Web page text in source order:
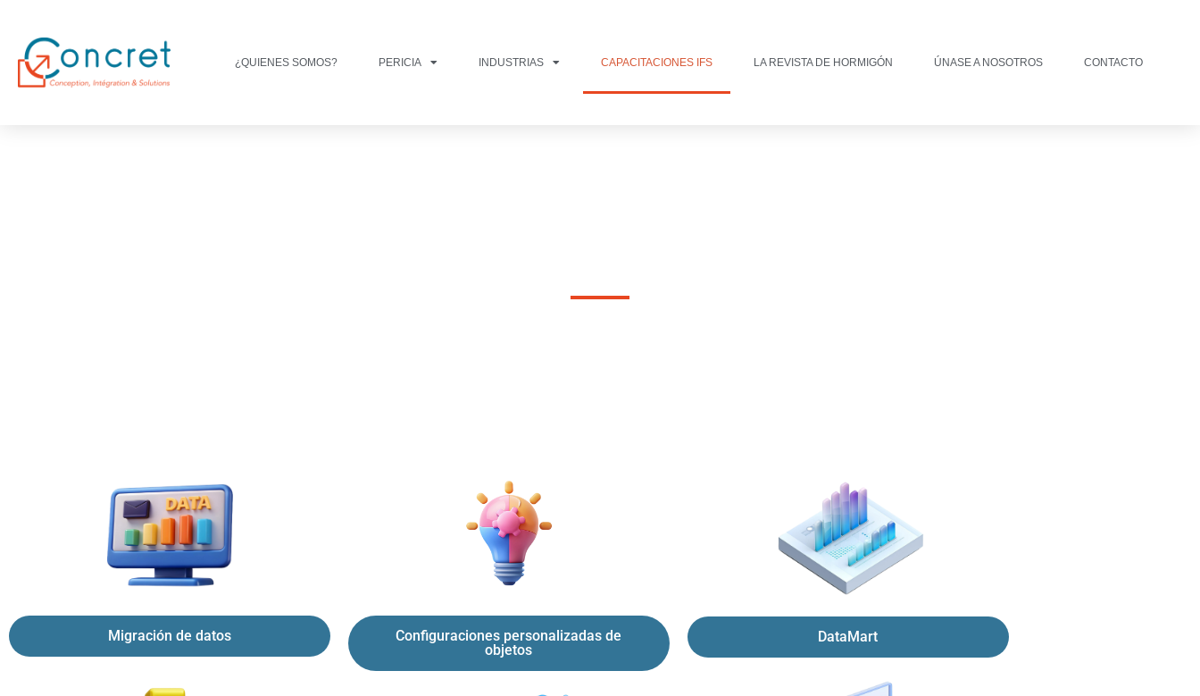
¿QUIENES SOMOS? PERICIA INDUSTRIAS CAPACITACIONES IFS LA REVISTA DE HORMIGÓN ÚNASE A NOSOTROS CONTACTO
Migración de datos
Configuraciones personalizadas de
objetos
DataMart